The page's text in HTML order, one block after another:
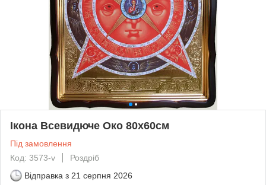
Ікона Всевидюче Око 80х60см
Під замовлення
Код: 3573-v
Роздріб
Відправка з 21 серпня 2026